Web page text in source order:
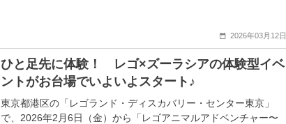
2026年03月12日
ひと足先に体験！ レゴ×ズーラシアの体験型イベ
ントがお台場でいよいよスタート♪
東京都港区の「レゴランド・ディスカバリー・センター東京」
で、2026年2月6日（金）から「レゴアニマルアドベンチャー〜